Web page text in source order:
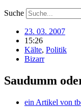
Suche
23. 03. 2007
15:26
Kälte, Politik
Bizarr
Saudumm
ein Artikel von